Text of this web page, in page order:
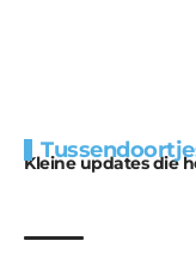
Kleine updates die
voor kabouters